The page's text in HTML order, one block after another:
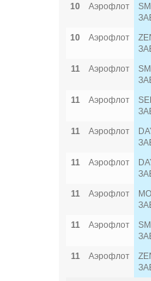
10
Аэрофлот
10
Аэрофлот
11
Аэрофлот
11
Аэрофлот
11
Аэрофлот
11
Аэрофлот
11
Аэрофлот
11
Аэрофлот
11
Аэрофлот